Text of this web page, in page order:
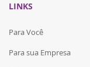
LINKS
Para Você
Para sua Empresa